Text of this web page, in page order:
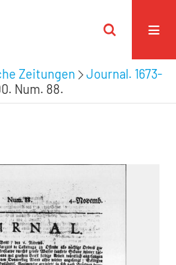
Zeitungen
Journal. 1673-
Num. 88.